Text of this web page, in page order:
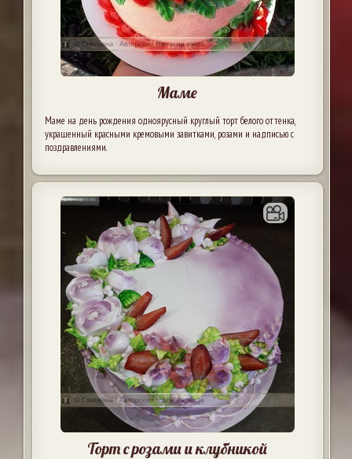
Маме
Маме на день рождения одноярусный круглый торт белого оттенка,
украшенный красными кремовыми завитками, розами и надписью с
поздравлениями.
Торт с розами и клубникой